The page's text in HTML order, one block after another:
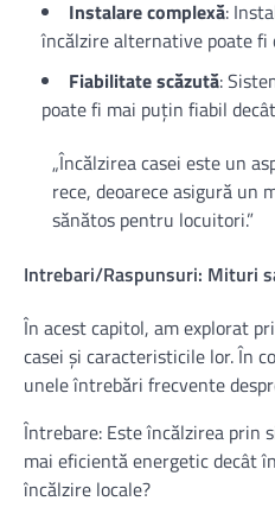
Instalare complexă:
încălzire alternative poate fi
Fiabilitate scăzută:
poate fi mai puțin fiabil
„Încălzirea casei este un
rece, deoarece asigură un
sănătos pentru locuitori.”
Intrebari/Raspunsuri: Mituri
În acest capitol, am explorat
casei și caracteristicile lor. În
unele întrebări frecvente
Întrebare: Este încălzirea prin
mai eficientă energetic decât
încălzire locale?